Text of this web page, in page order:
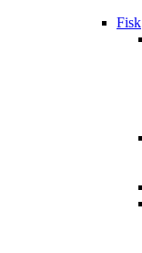
Fisk